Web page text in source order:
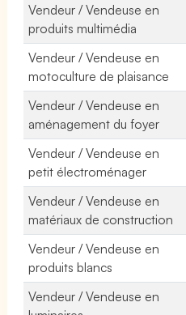
Vendeur / Vendeuse en
produits multimédia
Vendeur / Vendeuse en
motoculture de plaisance
Vendeur / Vendeuse en
aménagement du foyer
Vendeur / Vendeuse en
petit électroménager
Vendeur / Vendeuse en
matériaux de construction
Vendeur / Vendeuse en
produits blancs
Vendeur / Vendeuse en